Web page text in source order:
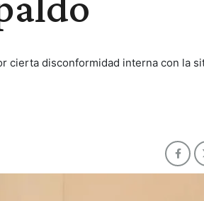
cierta disconformidad interna con la